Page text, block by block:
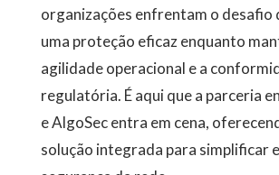
organizações enfrentam o desafio
uma proteção eficaz enquanto
agilidade operacional e a
regulatória. É aqui que a parceria
e AlgoSec entra em cena,
solução integrada para simplificar